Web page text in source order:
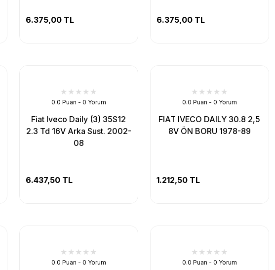
6.375,00 TL 6.375,00 TL
0.0 Puan - 0 Yorum
Fiat Iveco Daily (3) 35S12
2.3 Td 16V Arka Sust. 2002-
08
6.437,50 TL
0.0 Puan - 0 Yorum
FIAT IVECO DAILY 30.8 2,5
8V ÖN BORU 1978-89
1.212,50 TL
0.0 Puan - 0 Yorum 0.0 Puan - 0 Yorum